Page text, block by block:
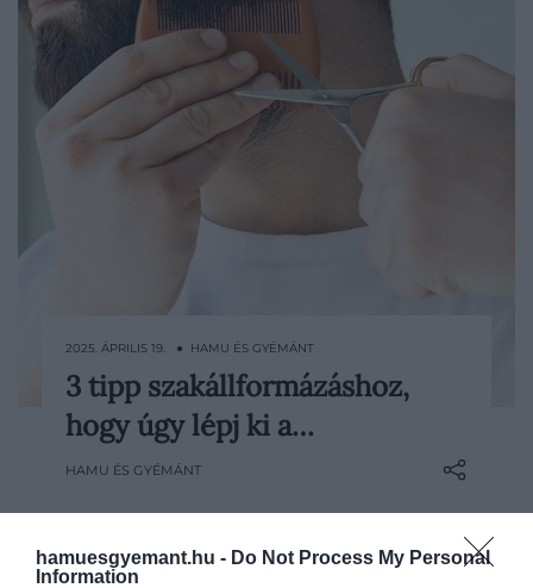
hamuesgyemant.hu - Do Not Process My Personal
Information
Manapság ismét egyre divatosabb a
szakállviselés, az azonban tévhit, hogy a
tökéletes arcszőrzethez mindenképp
Most mutatunk 3 olyan egyszerű
rendben tarthatod a szakálladat.
2025. ÁPRILIS 19. ● HAMU ÉS GYÉMÁNT
3 tipp szakállformázáshoz,
hogy úgy lépj ki a…
HAMU ÉS GYÉMÁNT